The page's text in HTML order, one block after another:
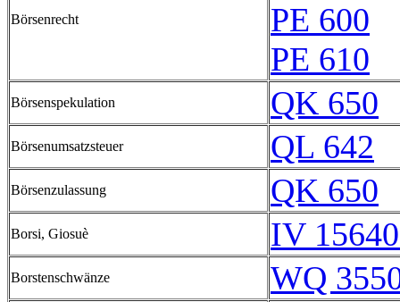
Börsenrecht
PE 600
PE 610
Börsenspekulation QK 650
Börsenumsatzsteuer QL 642
Börsenzulassung QK 650
Borsi, Giosuè IV
Borstenschwänze WQ